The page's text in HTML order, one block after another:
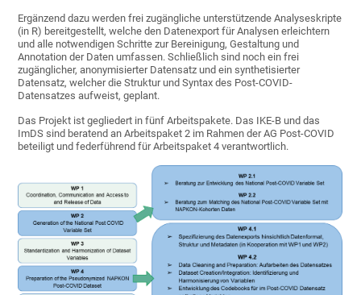
Ergänzend dazu werden frei zugängliche unterstützende Analyseskripte
(in R) bereitgestellt, welche den Datenexport für Analysen erleichtern
und alle notwendigen Schritte zur Bereinigung, Gestaltung und
Annotation der Daten umfassen. Schließlich sind noch ein frei
zugänglicher, anonymisierter Datensatz und ein synthetisierter
Datensatz, welcher die Struktur und Syntax des Post-COVID-
Datensatzes aufweist, geplant.
Das Projekt ist gegliedert in fünf Arbeitspakete. Das IKE-B und das
ImDS sind beratend an Arbeitspaket 2 im Rahmen der AG Post-COVID
beteiligt und federführend für Arbeitspaket 4 verantwortlich.